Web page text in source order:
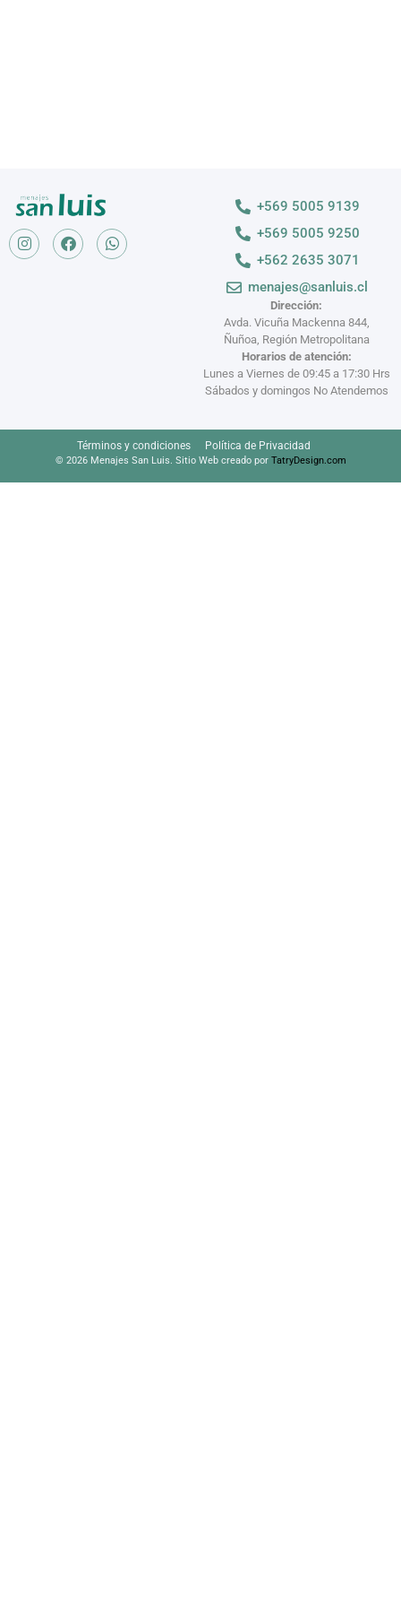
Dirección:
Avda. Vicuña Mackenna 844,
Ñuñoa, Región Metropolitana
Horarios de atención:
Lunes a Viernes de 09:45 a 17:30 Hrs
Sábados y domingos No Atendemos
+569 5005 9139
+569 5005 9250
+562 2635 3071
menajes@sanluis.cl
Términos y condiciones Política de Privacidad
© 2026 Menajes San Luis. Sitio Web creado por TatryDesign.com